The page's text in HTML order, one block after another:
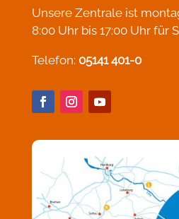
Unsere Zentrale ist
8:00 Uhr bis 17:00 Uhr für
Telefon: 05141 401-0